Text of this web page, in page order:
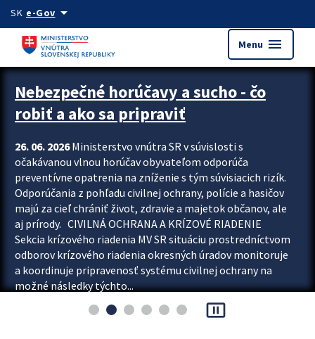
Preskocit na hlavný obsah
SK e-Govarrow_drop_down
Menu menu
Zastavit automatický posun upútavok
Nebezpečné horúčavy a sucho - čo
robiť a ako sa pripraviť
26. 06. 2026Ministerstvo vnútra SR v súvislosti s
očakávanou vlnou horúčav obyvateľom odporúča
preventívne opatrenia na zníženie s tým súvisiacich rizík.
Odporúčania z pohľadu civilnej ochrany, polície a hasičov
majú za cieľ chrániť život, zdravie a majetok občanov, ale
aj prírody. CIVILNÁ OCHRANA A KRÍZOVÉ RIADENIE
Sekcia krízového riadenia MV SR situáciu prostredníctvom
odborov krízového riadenia okresných úradov monitoruje
a koordinuje pripravenosť systému civilnej ochrany na
možné následky týchto...
pause_presentation